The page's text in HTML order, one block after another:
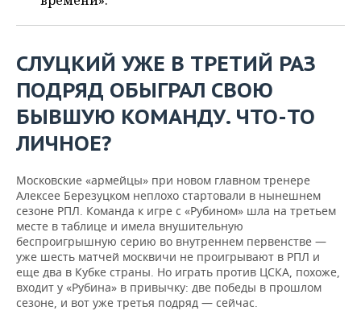
ОТКРЫТАЯ ЛЕКЦИЯ
ВОЛЕЙБОЛ
КИБЕРСПОРТ
ВОДНЫЕ ВИДЫ СПОРТА
ХОККЕЙ С МЯЧОМ
ИНФРАСТРУКТУРА
ИСТОРИЯ
КУЛЬТУРА
ОБРАЗОВАНИЕ
ПРОИСШЕСТВИЯ
СПИСОК ПЕРСОН
СПИСОК КОМПАНИЙ
ПОЛНАЯ ВЕРСИЯ
СЛУЦКИЙ УЖЕ В ТРЕТИЙ РАЗ
ПОДРЯД ОБЫГРАЛ СВОЮ
БЫВШУЮ КОМАНДУ. ЧТО-ТО
ЛИЧНОЕ?
Московские «армейцы» при новом главном тренере
Алексее Березуцком неплохо стартовали в нынешнем
сезоне РПЛ. Команда к игре с «Рубином» шла на третьем
месте в таблице и имела внушительную
беспроигрышную серию во внутреннем первенстве —
уже шесть матчей москвичи не проигрывают в РПЛ и
еще два в Кубке страны. Но играть против ЦСКА, похоже,
входит у «Рубина» в привычку: две победы в прошлом
сезоне, и вот уже третья подряд — сейчас.